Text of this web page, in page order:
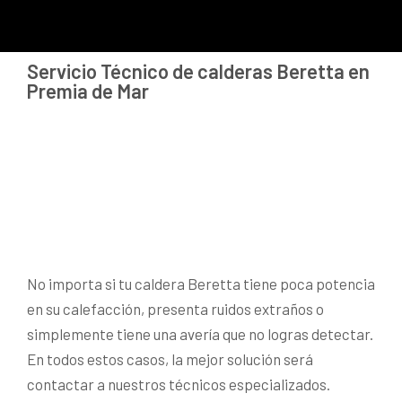
Servicio Técnico de calderas Beretta en
Premia de Mar
No importa si tu caldera Beretta tiene poca potencia
en su calefacción, presenta ruidos extraños o
simplemente tiene una avería que no logras detectar.
En todos estos casos, la mejor solución será
contactar a nuestros técnicos especializados.